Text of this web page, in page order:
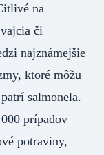
na
či
najznámejšie
ktoré môžu
salmonela.
prípadov
potraviny,